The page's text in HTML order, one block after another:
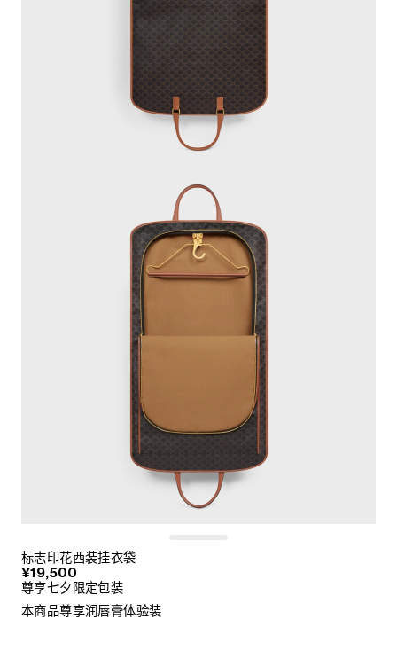
标志印花西装挂衣袋
¥19,500
尊享七夕限定包装
本商品尊享润唇膏体验装